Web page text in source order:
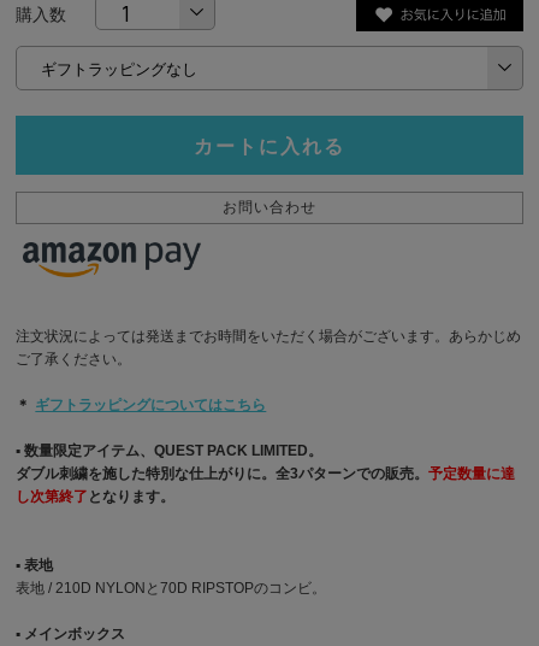
購入数
カートに入れる
お問い合わせ
注文状況によっては発送までお時間をいただく場合がございます。あらかじめ
ご了承ください。
＊ ギフトラッピングについてはこちら
▪︎ 数量限定アイテム、QUEST PACK LIMITED。
ダブル刺繍を施した特別な仕上がりに。全3パターンでの販売。 予定数量に達
し次第終了 となります。
▪︎ 表地
表地 / 210D NYLONと70D RIPSTOPのコンビ。
▪︎ メインボックス